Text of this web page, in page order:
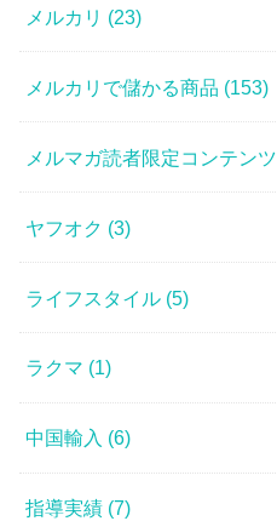
メルカリ (23)
メルカリで儲かる商品 (153)
メルマガ読者限定コンテンツ
ヤフオク (3)
ライフスタイル (5)
ラクマ (1)
中国輸入 (6)
指導実績 (7)